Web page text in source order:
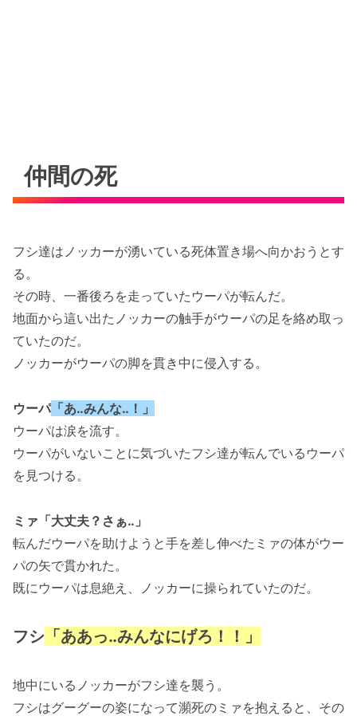
仲間の死
フシ達はノッカーが湧いている死体置き場へ向かおうとす
る。
その時、一番後ろを走っていたウーパが転んだ。
地面から這い出たノッカーの触手がウーパの足を絡め取っ
ていたのだ。
ノッカーがウーパの脚を貫き中に侵入する。
ウーパ 「あ‥みんな‥！」
ウーパは涙を流す。
ウーパがいないことに気づいたフシ達が転んでいるウーパ
を見つける。
ミァ「大丈夫？さぁ‥」
転んだウーパを助けようと手を差し伸べたミァの体がウー
パの矢で貫かれた。
既にウーパは息絶え、ノッカーに操られていたのだ。
フシ 「ああっ‥みんなにげろ！！」
地中にいるノッカーがフシ達を襲う。
フシはグーグーの姿になって瀕死のミァを抱えると、その